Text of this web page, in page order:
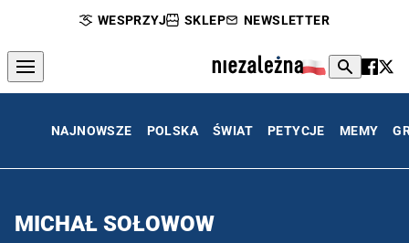
WESPRZYJ SKLEP NEWSLETTER
NAJNOWSZE POLSKA ŚWIAT PETYCJE MEMY
MICHAŁ SOŁOWOW